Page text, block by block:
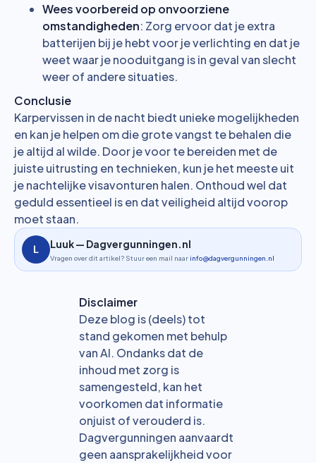
Wees voorbereid op onvoorziene
omstandigheden: Zorg ervoor dat je extra
batterijen bij je hebt voor je verlichting en dat je
weet waar je nooduitgang is in geval van slecht
weer of andere situaties.
Conclusie
Karpervissen in de nacht biedt unieke mogelijkheden
en kan je helpen om die grote vangst te behalen die
je altijd al wilde. Door je voor te bereiden met de
juiste uitrusting en technieken, kun je het meeste uit
je nachtelijke visavonturen halen. Onthoud wel dat
geduld essentieel is en dat veiligheid altijd voorop
moet staan.
Luuk — Dagvergunningen.nl
Vragen over dit artikel? Stuur een mail naar info@dagvergunningen.nl
Disclaimer
Deze blog is (deels) tot
stand gekomen met behulp
van AI. Ondanks dat de
inhoud met zorg is
samengesteld, kan het
voorkomen dat informatie
onjuist of verouderd is.
Dagvergunningen aanvaardt
geen aansprakelijkheid voor